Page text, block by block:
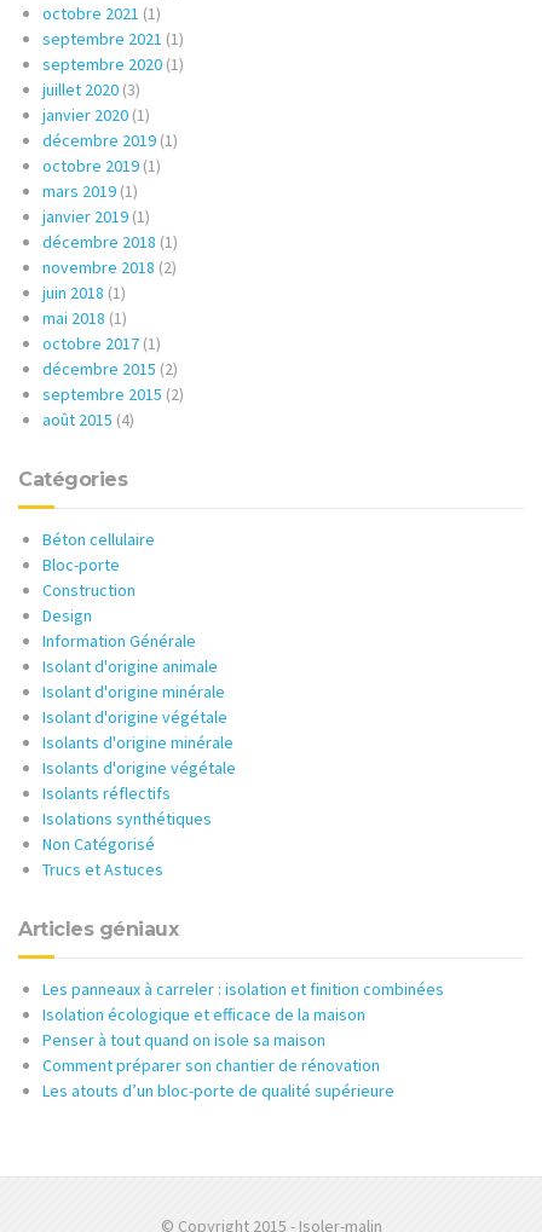
octobre 2021 (1)
septembre 2021 (1)
septembre 2020 (1)
juillet 2020 (3)
janvier 2020 (1)
décembre 2019 (1)
octobre 2019 (1)
mars 2019 (1)
janvier 2019 (1)
décembre 2018 (1)
novembre 2018 (2)
juin 2018 (1)
mai 2018 (1)
octobre 2017 (1)
décembre 2015 (2)
septembre 2015 (2)
août 2015 (4)
Catégories
Béton cellulaire
Bloc-porte
Construction
Design
Information Générale
Isolant d'origine animale
Isolant d'origine minérale
Isolant d'origine végétale
Isolants d'origine minérale
Isolants d'origine végétale
Isolants réflectifs
Isolations synthétiques
Non Catégorisé
Trucs et Astuces
Articles géniaux
Les panneaux à carreler : isolation et finition combinées
Isolation écologique et efficace de la maison
Penser à tout quand on isole sa maison
Comment préparer son chantier de rénovation
Les atouts d’un bloc-porte de qualité supérieure
© Copyright 2015 - Isoler-malin